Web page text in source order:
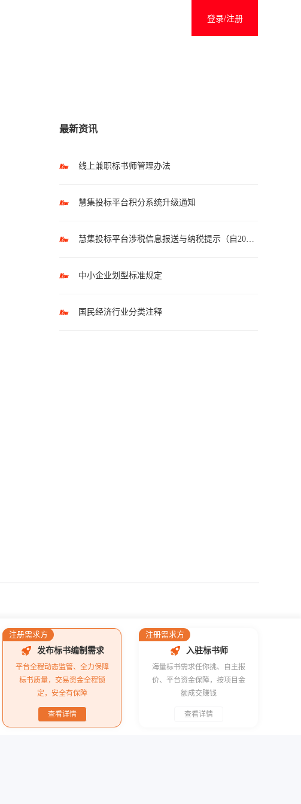
登录/注册
最新资讯
线上兼职标书师管理办法
慧集投标平台积分系统升级通知
慧集投标平台涉税信息报送与纳税提示（自2025年10月1日起执行）
中小企业划型标准规定
国民经济行业分类注释
注册需求方
发布标书编制需求
平台全程动态监管、全力保障
标书质量，交易资金全程锁
定，安全有保障
查看详情
注册需求方
入驻标书师
海量标书需求任你挑、自主报
价、平台资金保障，按项目金
额成交赚钱
查看详情